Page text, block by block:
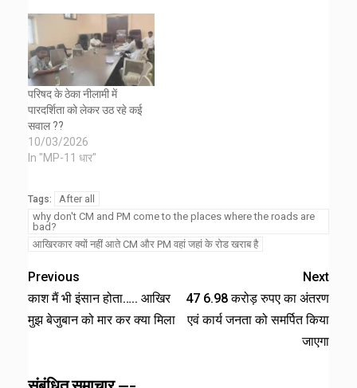
परिषद के ठेका नीलामी में
पारदर्शिता को लेकर उठ रहे कई
सवाल ??
10/03/2026
In "MP-11 धार"
Tags:
After all
why don't CM and PM come to the places where the roads are
bad?
आखिरकार क्यों नहीं आते CM और PM वहां जहां के रोड खराब है
Previous
काश मैं भी इंसान होता….. आखिर
मुझ बेजुबान को मार कर क्या मिला
Next
47 6.98 करोड़ रुपए का अंतरण
एवं कार्य जनता को समर्पित किया
जाएगा